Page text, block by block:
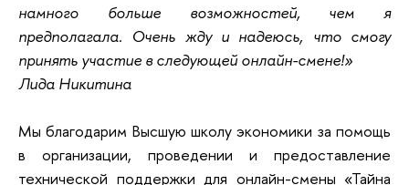
намного больше возможностей, чем я
предполагала. Очень жду и надеюсь, что смогу
принять участие в следующей онлайн-смене!»
Лида Никитина
Мы благодарим Высшую школу экономики за помощь
в организации, проведении и предоставление
технической поддержки для онлайн-смены «Тайна